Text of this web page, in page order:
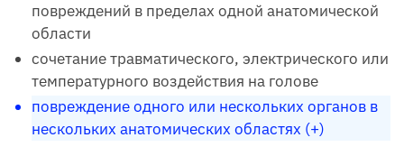
повреждений в пределах одной анатомической
области
сочетание травматического, электрического или
температурного воздействия на голове
повреждение одного или нескольких органов в
нескольких анатомических областях (+)